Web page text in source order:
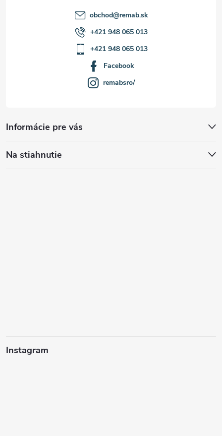
Informácie pre vás
Na stiahnutie
Instagram
obchod@remab.sk
+421 948 065 013
+421 948 065 013
Facebook
remabsro/